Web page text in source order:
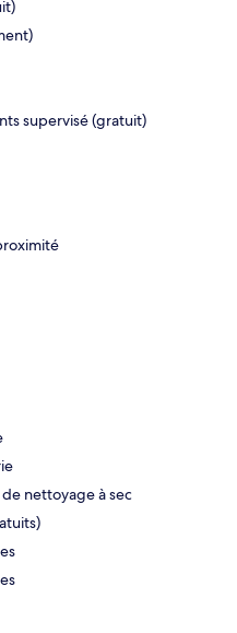
supervisé (gratuit)
nettoyage à sec